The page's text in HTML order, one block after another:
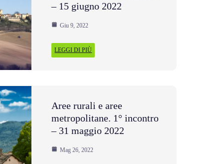
– 15 giugno 2022
Giu 9, 2022
LEGGI DI PIÙ
Aree rurali e aree
metropolitane. 1° incontro
– 31 maggio 2022
Mag 26, 2022